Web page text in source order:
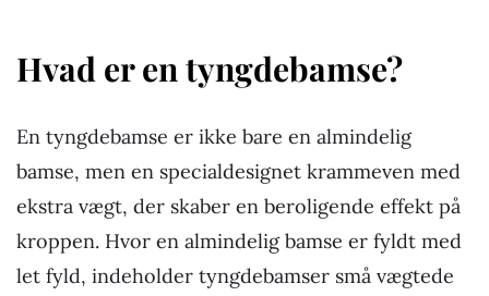
Hvad er en tyngdebamse?
En tyngdebamse er ikke bare en almindelig
bamse, men en specialdesignet krammeven med
ekstra vægt, der skaber en beroligende effekt på
kroppen. Hvor en almindelig bamse er fyldt med
let fyld, indeholder tyngdebamser små vægtede